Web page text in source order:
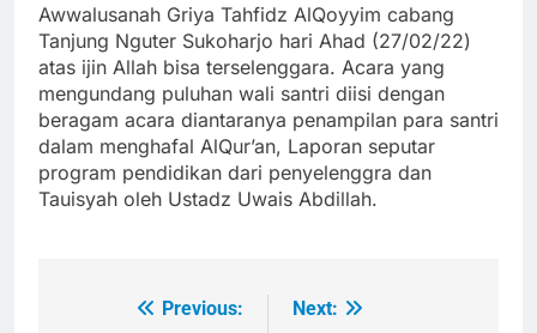
Awwalusanah Griya Tahfidz AlQoyyim cabang
Tanjung Nguter Sukoharjo hari Ahad (27/02/22)
atas ijin Allah bisa terselenggara. Acara yang
mengundang puluhan wali santri diisi dengan
beragam acara diantaranya penampilan para santri
dalam menghafal AlQur’an, Laporan seputar
program pendidikan dari penyelenggra dan
Tauisyah oleh Ustadz Uwais Abdillah.
NavigasiPrevious:
Next: